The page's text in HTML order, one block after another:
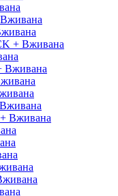
+ Вживана
Вживана
Вживана